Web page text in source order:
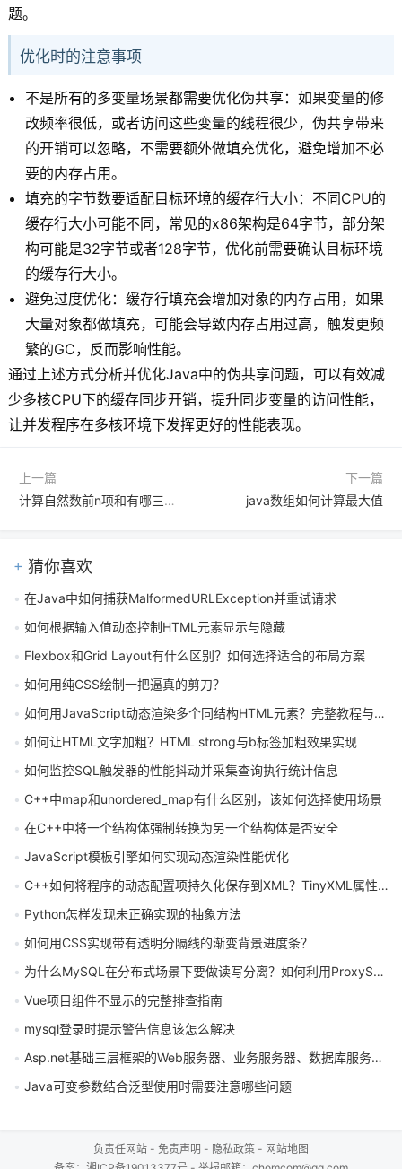
题。
优化时的注意事项
不是所有的多变量场景都需要优化伪共享：如果变量的修
改频率很低，或者访问这些变量的线程很少，伪共享带来
的开销可以忽略，不需要额外做填充优化，避免增加不必
要的内存占用。
填充的字节数要适配目标环境的缓存行大小：不同CPU的
缓存行大小可能不同，常见的x86架构是64字节，部分架
构可能是32字节或者128字节，优化前需要确认目标环境
的缓存行大小。
避免过度优化：缓存行填充会增加对象的内存占用，如果
大量对象都做填充，可能会导致内存占用过高，触发更频
繁的GC，反而影响性能。
通过上述方式分析并优化Java中的伪共享问题，可以有效减
少多核CPU下的缓存同步开销，提升同步变量的访问性能，
让并发程序在多核环境下发挥更好的性能表现。
上一篇
计算自然数前n项和有哪三种实现方式？迭代、数学公式与递归怎么对比
下一篇
java数组如何计算最大值
猜你喜欢
在Java中如何捕获MalformedURLException并重试请求
如何根据输入值动态控制HTML元素显示与隐藏
Flexbox和Grid Layout有什么区别？如何选择适合的布局方案
如何用纯CSS绘制一把逼真的剪刀？
如何用JavaScript动态渲染多个同结构HTML元素？完整教程与示例
如何让HTML文字加粗？HTML strong与b标签加粗效果实现
如何监控SQL触发器的性能抖动并采集查询执行统计信息
C++中map和unordered_map有什么区别，该如何选择使用场景
在C++中将一个结构体强制转换为另一个结构体是否安全
JavaScript模板引擎如何实现动态渲染性能优化
C++如何将程序的动态配置项持久化保存到XML？TinyXML属性操作详解
Python怎样发现未正确实现的抽象方法
如何用CSS实现带有透明分隔线的渐变背景进度条？
为什么MySQL在分布式场景下要做读写分离？如何利用ProxySQL中间件均衡负载
Vue项目组件不显示的完整排查指南
mysql登录时提示警告信息该怎么解决
Asp.net基础三层框架的Web服务器、业务服务器、数据库服务器分别是什么
Java可变参数结合泛型使用时需要注意哪些问题
负责任网站 - 免责声明 - 隐私政策 - 网站地图